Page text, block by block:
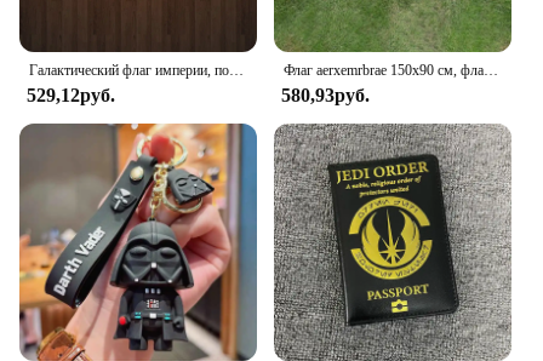
529,12руб.
Флаг aerxemrbrae 150x90 см, флаг Римской империи сената и людей римского происхождения, декоративный баннер для дома
580,93руб.